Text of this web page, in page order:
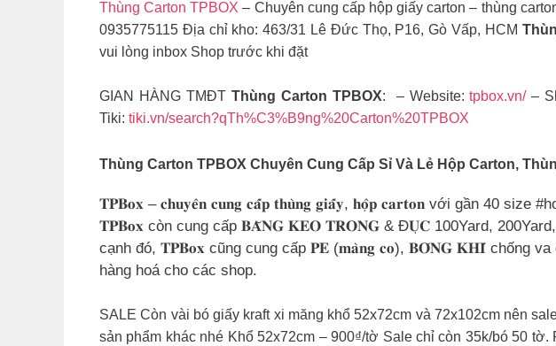
Thùng Carton TPBOX – Chuyên cung cấp hộp giấy carton – thùng
0935775115 Địa chỉ kho: 463/31 Lê Đức Thọ, P16, Gò Vấp, HCM
vui lòng inbox Shop trước khi đặt
GIAN HÀNG TMĐT Thùng Carton TPBOX: – Website:tpbox.vn/–
Tiki: tiki.vn/search?qTh%C3%B9ng%20Carton%20TPBOX
Thùng Carton TPBOX Chuyên Cung Cấp Sỉ Và Lẻ Hộp Carton,
𝐓𝐏𝐁𝐨𝐱 – 𝐜𝐡𝐮𝐲𝐞̂𝐧 𝐜𝐮𝐧𝐠 𝐜𝐚̂́𝐩 𝐭𝐡𝐮̀𝐧𝐠 𝐠𝐢𝐚̂́𝐲, 𝐡𝐨̣̂𝐩 𝐜𝐚𝐫𝐭𝐨𝐧 với gần 40 size
𝐓𝐏𝐁𝐨𝐱 còn cung cấp 𝐁𝐀̆𝐍𝐆 𝐊𝐄𝐎 𝐓𝐑𝐎𝐍𝐆 & Đ𝐔̣𝐂 100Yard, 200Yard,
cạnh đó, 𝐓𝐏𝐁𝐨𝐱 cũng cung cấp 𝐏𝐄 (𝐦𝐚̀𝐧𝐠 𝐜𝐨), 𝐁𝐎́𝐍𝐆 𝐊𝐇𝐈́ chống va
hàng hoá cho các shop.
SALE Còn vài bó giấy kraft xi măng khổ 52x72cm và 72x102cm nên
sản phẩm khác nhé Khổ 52x72cm – 900₫/tờ Sale chỉ còn 35k/bó 50